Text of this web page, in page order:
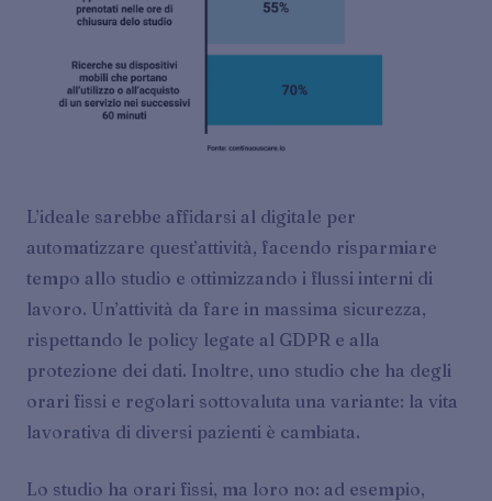
L’ideale sarebbe affidarsi al digitale per
automatizzare quest’attività, facendo risparmiare
tempo allo studio e ottimizzando i flussi interni di
lavoro. Un’attività da fare in massima sicurezza,
rispettando le policy legate al GDPR e alla
protezione dei dati. Inoltre, uno studio che ha degli
orari fissi e regolari sottovaluta una variante: la vita
lavorativa di diversi pazienti è cambiata.
Lo studio ha orari fissi, ma loro no: ad esempio,